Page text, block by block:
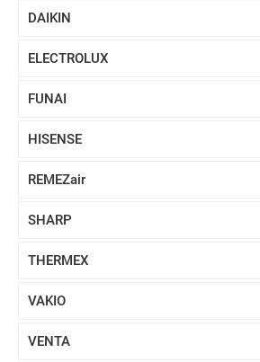
DAIKIN
ELECTROLUX
FUNAI
HISENSE
REMEZair
SHARP
THERMEX
VAKIO
VENTA